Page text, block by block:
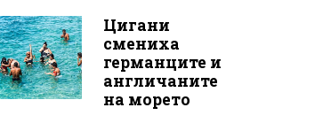
Цигани
смениха
германците и
англичаните
на морето